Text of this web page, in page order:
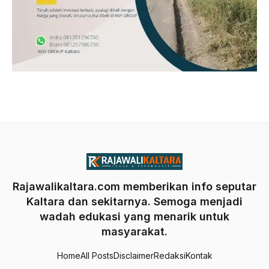
Rajawalikaltara.com memberikan info seputar
Kaltara dan sekitarnya. Semoga menjadi
wadah edukasi yang menarik untuk
masyarakat.
HomeAll PostsDisclaimerRedaksiKontak